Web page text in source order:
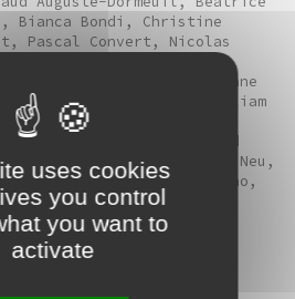
Bianca Bondi, Christine
Pascal Convert, Nicolas
Stan Douglas, León
Douglas Gordon, Suzanne
John Urho Kemp, William
Nino Laisné, Julien
Robert Longo, David
Annette Messager, Patrick Neu,
Andres Serrano,
Dongen, Jean-Luc Verna,
uses cookies
you control
you want to
activate